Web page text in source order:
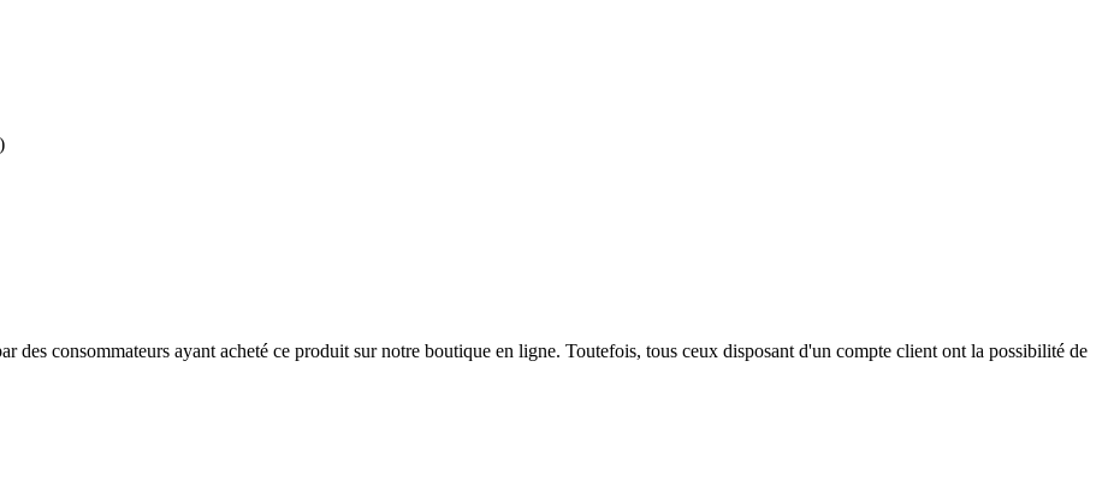
des consommateurs ayant acheté ce produit sur notre boutique en ligne. Toutefois, tous ceux disposant d'un compte client ont la possibilité de